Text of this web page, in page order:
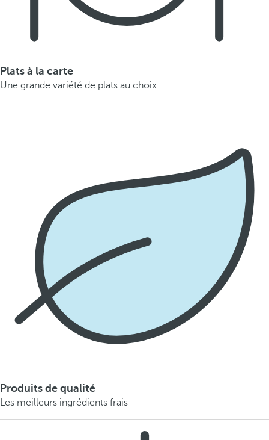
Plats à la carte
Une grande variété de plats au choix
Produits de qualité
Les meilleurs ingrédients frais